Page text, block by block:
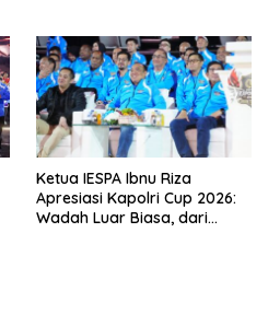
Ketua IESPA Ibnu Riza
Apresiasi Kapolri Cup 2026:
Wadah Luar Biasa, dari